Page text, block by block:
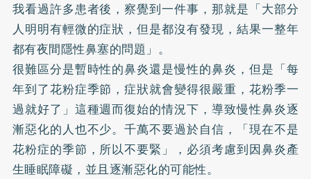
我看過許多患者後，察覺到一件事，那就是「大部分
人明明有輕微的症狀，但是都沒有發現，結果一整年
都有夜間隱性鼻塞的問題」。
很難區分是暫時性的鼻炎還是慢性的鼻炎，但是「每
年到了花粉症季節，症狀就會變得很嚴重，花粉季一
過就好了」這種週而復始的情況下，導致慢性鼻炎逐
漸惡化的人也不少。千萬不要過於自信，「現在不是
花粉症的季節，所以不要緊」，必須考慮到因鼻炎產
生睡眠障礙，並且逐漸惡化的可能性。